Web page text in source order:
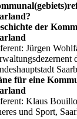
der
Jürgen
für eine
Klaus
und Sport,